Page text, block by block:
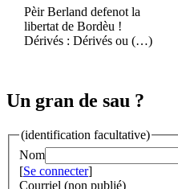
Pèir Berland defenot la
libertat de Bordèu !
Dérivés : Dérivés ou (…)
Un gran de sau ?
(identification facultative)
Nom
[Se connecter]
Courriel (non publié)